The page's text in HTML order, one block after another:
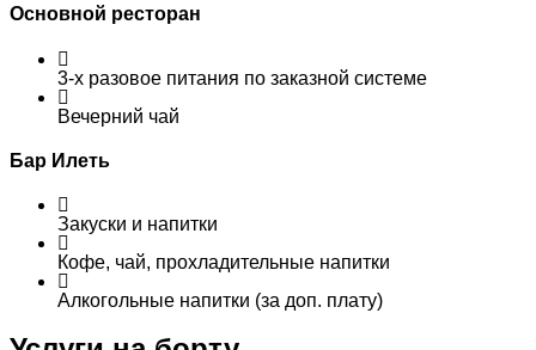
Основной ресторан
3-х разовое питания по заказной системе
Вечерний чай
Бар Илеть
Закуски и напитки
Кофе, чай, прохладительные напитки
Алкогольные напитки (за доп. плату)